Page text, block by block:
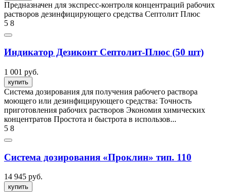
Предназначен для экспресс-контроля концентраций рабочих
растворов дезинфицирующего средства Септолит Плюс
5 8
Индикатор Дезиконт Септолит-Плюс (50 шт)
1 001 руб.
купить
Система дозирования для получения рабочего раствора
моющего или дезинфицирующего средства: Точность
приготовления рабочих растворов Экономия химических
концентратов Простота и быстрота в использов...
5 8
Система дозирования «Проклин» тип. 110
14 945 руб.
купить